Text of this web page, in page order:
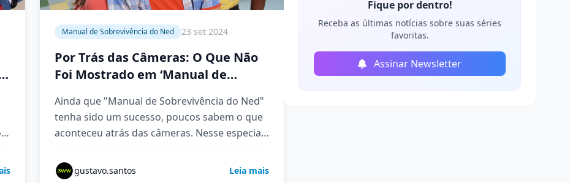
Manual de Sobrevivência do Ned 23 set 2024
Por Trás das Câmeras: O Que Não
Foi Mostrado em ‘Manual de
Ainda que "Manual de Sobrevivência do Ned"
tenha sido um sucesso, poucos sabem o que
aconteceu atrás das câmeras. Nesse especial,
gustavo.santos Leia mais
Fique por dentro!
Receba as últimas notícias sobre suas séries
favoritas.
Assinar Newsletter